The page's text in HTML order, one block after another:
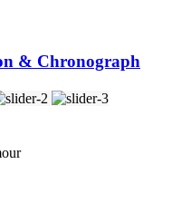
& Chronograph